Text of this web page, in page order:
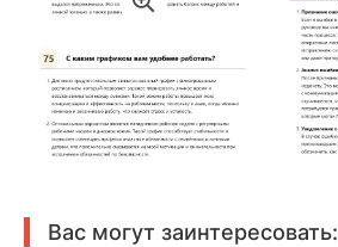
Вас могут заинтересовать: